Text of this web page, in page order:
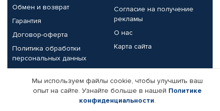
Обмен и возврат
Гарантия
Договор-оферта
Политика обработки
персональных данных
Согласие на получение
рекламы
О нас
Карта сайта
Партнерам
Корпоративным клиентам
Реквизиты компании
Мы используем файлы cookie, чтобы улучшить ваш
опыт на сайте. Узнайте больше в нашей Политике
конфиденциальности.